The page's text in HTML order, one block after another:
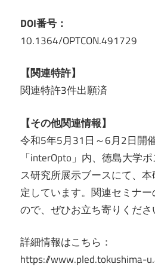
DOI番号：
10.1364/OPTCON.491729
【関連特許】
関連特許3件出願済
【その他関連情報】
令和5年5月31日～6月2日開
「interOpto」内、徳島大学
ス研究所展示ブースにて、
定しています。関連セミナ
ので、ぜひお立ち寄りくださ
詳細情報はこちら：
https://www.pled.tokushima-